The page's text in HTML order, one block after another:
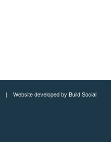
| Website developed by Build Social